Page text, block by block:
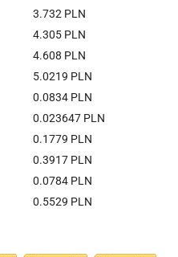
3.732 PLN
4.305 PLN
4.608 PLN
5.0219 PLN
0.0834 PLN
0.023647 PLN
0.1779 PLN
0.3917 PLN
0.0784 PLN
0.5529 PLN